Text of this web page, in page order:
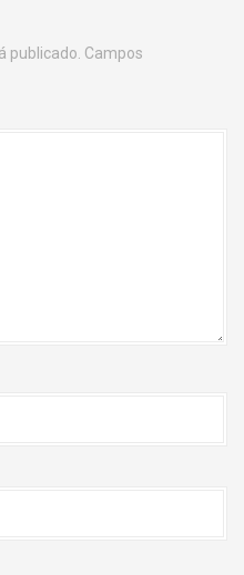
publicado. Campos